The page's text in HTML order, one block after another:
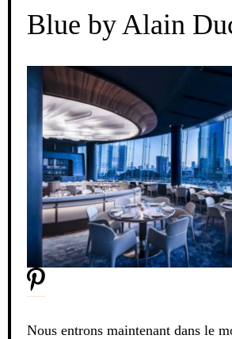
Blue by Alain
Nous entrons maintenant dans le